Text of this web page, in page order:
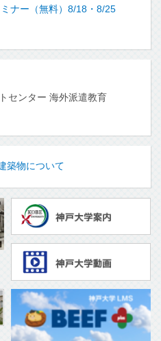
ナー（無料）8/18・8/25
センター 海外派遣教育
築物について